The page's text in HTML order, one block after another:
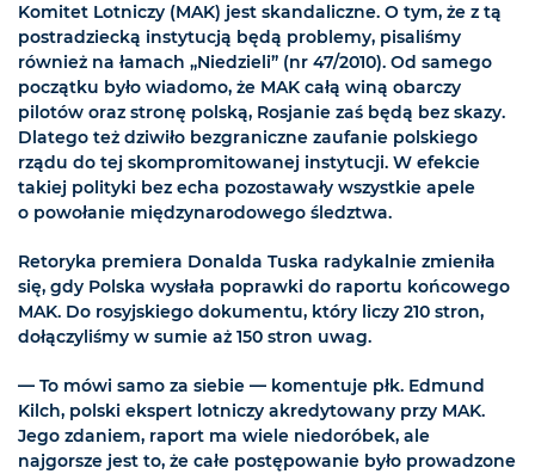
Komitet Lotniczy (MAK) jest skandaliczne. O tym, że z tą
postradziecką instytucją będą problemy, pisaliśmy
również na łamach „Niedzieli” (nr 47/2010). Od samego
początku było wiadomo, że MAK całą winą obarczy
pilotów oraz stronę polską, Rosjanie zaś będą bez skazy.
Dlatego też dziwiło bezgraniczne zaufanie polskiego
rządu do tej skompromitowanej instytucji. W efekcie
takiej polityki bez echa pozostawały wszystkie apele
o powołanie międzynarodowego śledztwa.
Retoryka premiera Donalda Tuska radykalnie zmieniła
się, gdy Polska wysłała poprawki do raportu końcowego
MAK. Do rosyjskiego dokumentu, który liczy 210 stron,
dołączyliśmy w sumie aż 150 stron uwag.
— To mówi samo za siebie — komentuje płk. Edmund
Kilch, polski ekspert lotniczy akredytowany przy MAK.
Jego zdaniem, raport ma wiele niedoróbek, ale
najgorsze jest to, że całe postępowanie było prowadzone